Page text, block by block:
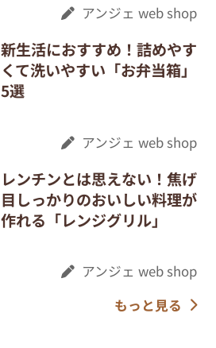
アンジェ web shop
新生活におすすめ！詰めやす
くて洗いやすい「お弁当箱」
5選
アンジェ web shop
レンチンとは思えない！焦げ
目しっかりのおいしい料理が
作れる「レンジグリル」
アンジェ web shop
もっと見る